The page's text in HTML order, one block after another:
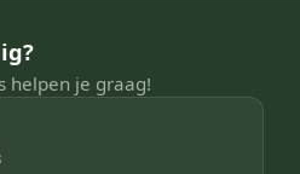
helpen je graag!